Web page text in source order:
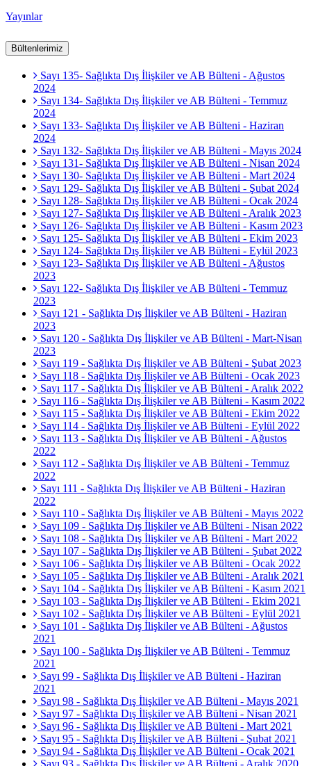
Yayınlar
Bültenlerimiz
Sayı 135- Sağlıkta Dış İlişkiler ve AB Bülteni - Ağustos
2024
Sayı 134- Sağlıkta Dış İlişkiler ve AB Bülteni - Temmuz
2024
Sayı 133- Sağlıkta Dış İlişkiler ve AB Bülteni - Haziran
2024
Sayı 132- Sağlıkta Dış İlişkiler ve AB Bülteni - Mayıs 2024
Sayı 131- Sağlıkta Dış İlişkiler ve AB Bülteni - Nisan 2024
Sayı 130- Sağlıkta Dış İlişkiler ve AB Bülteni - Mart 2024
Sayı 129- Sağlıkta Dış İlişkiler ve AB Bülteni - Şubat 2024
Sayı 128- Sağlıkta Dış İlişkiler ve AB Bülteni - Ocak 2024
Sayı 127- Sağlıkta Dış İlişkiler ve AB Bülteni - Aralık 2023
Sayı 126- Sağlıkta Dış İlişkiler ve AB Bülteni - Kasım 2023
Sayı 125- Sağlıkta Dış İlişkiler ve AB Bülteni - Ekim 2023
Sayı 124- Sağlıkta Dış İlişkiler ve AB Bülteni - Eylül 2023
Sayı 123- Sağlıkta Dış İlişkiler ve AB Bülteni - Ağustos
2023
Sayı 122- Sağlıkta Dış İlişkiler ve AB Bülteni - Temmuz
2023
Sayı 121 - Sağlıkta Dış İlişkiler ve AB Bülteni - Haziran
2023
Sayı 120 - Sağlıkta Dış İlişkiler ve AB Bülteni - Mart-Nisan
2023
Sayı 119 - Sağlıkta Dış İlişkiler ve AB Bülteni - Şubat 2023
Sayı 118 - Sağlıkta Dış İlişkiler ve AB Bülteni - Ocak 2023
Sayı 117 - Sağlıkta Dış İlişkiler ve AB Bülteni - Aralık 2022
Sayı 116 - Sağlıkta Dış İlişkiler ve AB Bülteni - Kasım 2022
Sayı 115 - Sağlıkta Dış İlişkiler ve AB Bülteni - Ekim 2022
Sayı 114 - Sağlıkta Dış İlişkiler ve AB Bülteni - Eylül 2022
Sayı 113 - Sağlıkta Dış İlişkiler ve AB Bülteni - Ağustos
2022
Sayı 112 - Sağlıkta Dış İlişkiler ve AB Bülteni - Temmuz
2022
Sayı 111 - Sağlıkta Dış İlişkiler ve AB Bülteni - Haziran
2022
Sayı 110 - Sağlıkta Dış İlişkiler ve AB Bülteni - Mayıs 2022
Sayı 109 - Sağlıkta Dış İlişkiler ve AB Bülteni - Nisan 2022
Sayı 108 - Sağlıkta Dış İlişkiler ve AB Bülteni - Mart 2022
Sayı 107 - Sağlıkta Dış İlişkiler ve AB Bülteni - Şubat 2022
Sayı 106 - Sağlıkta Dış İlişkiler ve AB Bülteni - Ocak 2022
Sayı 105 - Sağlıkta Dış İlişkiler ve AB Bülteni - Aralık 2021
Sayı 104 - Sağlıkta Dış İlişkiler ve AB Bülteni - Kasım 2021
Sayı 103 - Sağlıkta Dış İlişkiler ve AB Bülteni - Ekim 2021
Sayı 102 - Sağlıkta Dış İlişkiler ve AB Bülteni - Eylül 2021
Sayı 101 - Sağlıkta Dış İlişkiler ve AB Bülteni - Ağustos
2021
Sayı 100 - Sağlıkta Dış İlişkiler ve AB Bülteni - Temmuz
2021
Sayı 99 - Sağlıkta Dış İlişkiler ve AB Bülteni - Haziran
2021
Sayı 98 - Sağlıkta Dış İlişkiler ve AB Bülteni - Mayıs 2021
Sayı 97 - Sağlıkta Dış İlişkiler ve AB Bülteni - Nisan 2021
Sayı 96 - Sağlıkta Dış İlişkiler ve AB Bülteni - Mart 2021
Sayı 95 - Sağlıkta Dış İlişkiler ve AB Bülteni - Şubat 2021
Sayı 94 - Sağlıkta Dış İlişkiler ve AB Bülteni - Ocak 2021
Sayı 93 - Sağlıkta Dış İlişkiler ve AB Bülteni - Aralık 2020